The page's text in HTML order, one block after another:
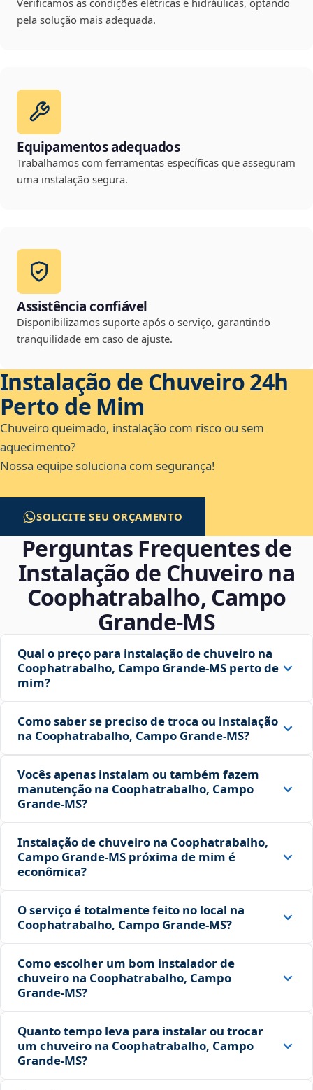
Verificamos as condições elétricas e hidráulicas, optando
pela solução mais adequada.
Equipamentos adequados
Trabalhamos com ferramentas específicas que asseguram
uma instalação segura.
Assistência confiável
Disponibilizamos suporte após o serviço, garantindo
tranquilidade em caso de ajuste.
Instalação de Chuveiro 24h
Perto de Mim
Chuveiro queimado, instalação com risco ou sem
aquecimento?
Nossa equipe soluciona com segurança!
SOLICITE SEU ORÇAMENTO
Perguntas Frequentes de
Instalação de Chuveiro na
Coophatrabalho, Campo
Grande‑MS
Qual o preço para instalação de chuveiro na
Coophatrabalho, Campo Grande‑MS perto de
mim?
Como saber se preciso de troca ou instalação
na Coophatrabalho, Campo Grande‑MS?
Vocês apenas instalam ou também fazem
manutenção na Coophatrabalho, Campo
Grande‑MS?
Instalação de chuveiro na Coophatrabalho,
Campo Grande‑MS próxima de mim é
econômica?
O serviço é totalmente feito no local na
Coophatrabalho, Campo Grande‑MS?
Como escolher um bom instalador de
chuveiro na Coophatrabalho, Campo
Grande‑MS?
Quanto tempo leva para instalar ou trocar
um chuveiro na Coophatrabalho, Campo
Grande‑MS?